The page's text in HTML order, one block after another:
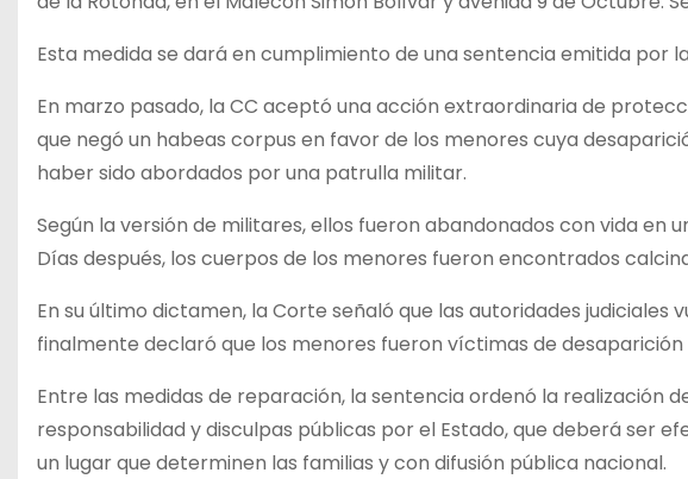
Esta medida se dará en cumplimiento de una sentencia emitida por
En marzo pasado, la CC aceptó una acción extraordinaria de
que negó un habeas corpus en favor de los menores cuya
haber sido abordados por una patrulla militar.
Según la versión de militares, ellos fueron abandonados con vida en
Días después, los cuerpos de los menores fueron encontrados
En su último dictamen, la Corte señaló que las autoridades
finalmente declaró que los menores fueron víctimas de desaparición
Entre las medidas de reparación, la sentencia ordenó la realización
responsabilidad y disculpas públicas por el Estado, que deberá ser
un lugar que determinen las familias y con difusión pública nacional.